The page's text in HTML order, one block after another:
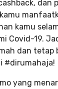
dan
kamu
Covid-19.
dan tetap
#dirumahaja!
yang